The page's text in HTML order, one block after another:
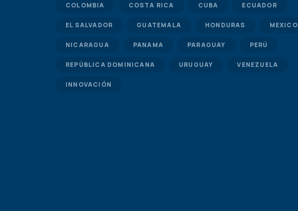
COLOMBIA COSTA RICA CUBA ECUADOR
EL SALVADOR GUATEMALA HONDURAS MEXICO
NICARAGUA PANAMA PARAGUAY PERÚ
REPÚBLICA DOMINICANA URUGUAY VENEZUELA
INNOVACIÓN